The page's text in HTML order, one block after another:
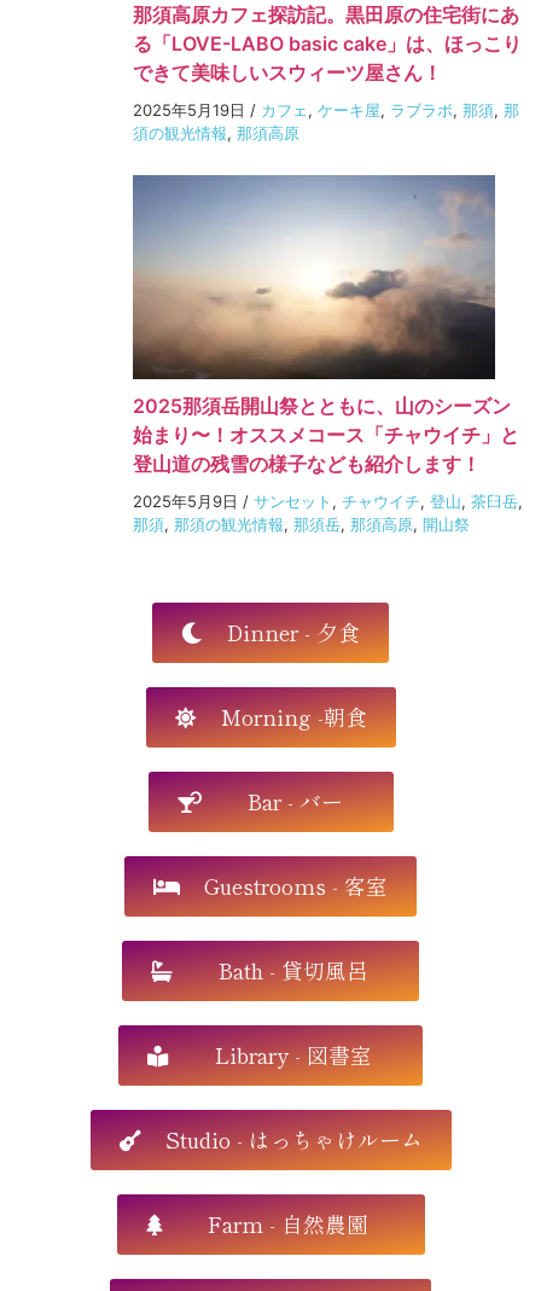
那須高原カフェ探訪記。黒田原の住宅街にあ
る「LOVE-LABO basic cake」は、ほっこり
できて美味しいスウィーツ屋さん！
2025年5月19日 / カフェ, ケーキ屋, ラブラボ, 那須, 那
須の観光情報, 那須高原
2025那須岳開山祭とともに、山のシーズン
始まり〜！オススメコース「チャウイチ」と
登山道の残雪の様子なども紹介します！
2025年5月9日 / サンセット , チャウイチ, 登山, 茶臼岳,
那須, 那須の観光情報, 那須岳, 那須高原, 開山祭
Dinner - 夕食
Morning -朝食
Bar - バー
Guestrooms - 客室
Bath - 貸切風呂
Library - 図書室
Studio - はっちゃけルーム
Farm - 自然農園